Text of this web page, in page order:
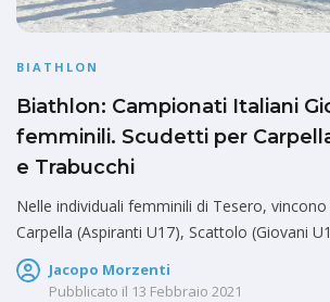
BIATHLON
Biathlon: Campionati Italiani
femminili. Scudetti per
e Trabucchi
Nelle individuali femminili di Tesero,
Carpella (Aspiranti U17), Scattolo (Giovani
Jacopo Morzenti
Pubblicato il 13 Febbraio 2021